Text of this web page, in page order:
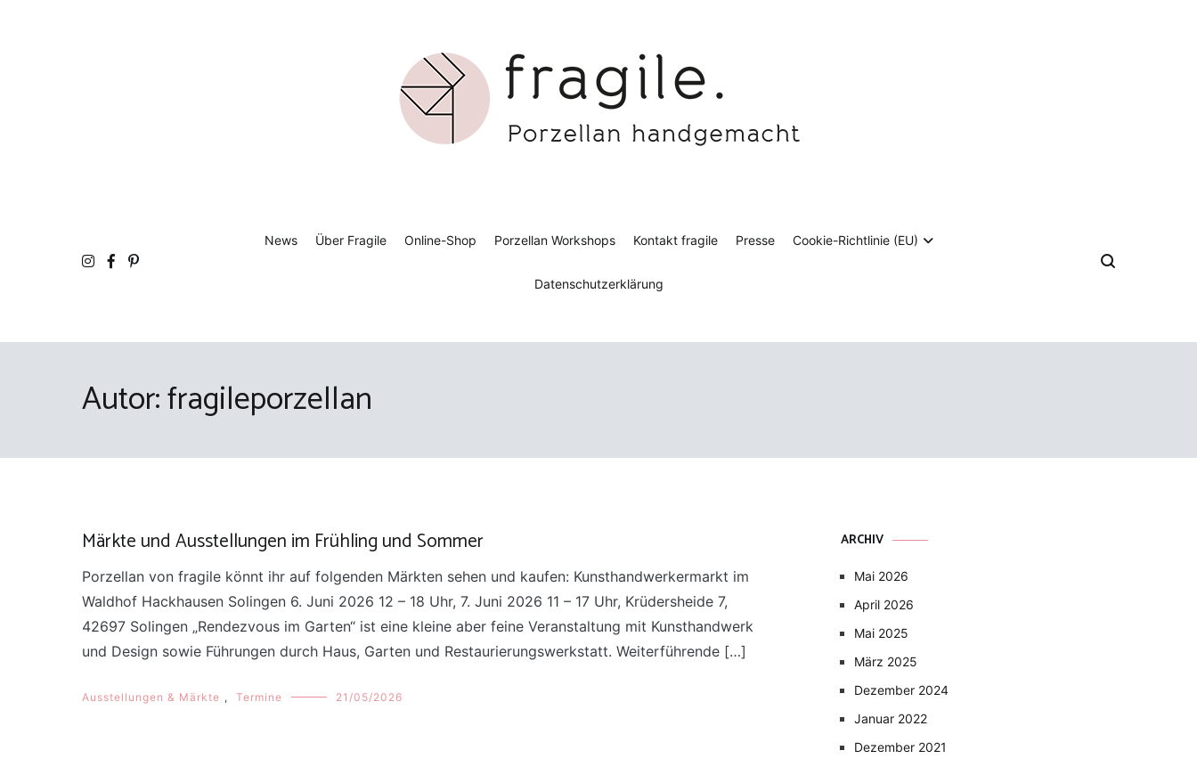
News
Über Fragile Online-Shop Porzellan Workshops Kontakt fragile Presse Cookie-Richtlinie (EU)
Datenschutzerklärung
Autor:fragileporzellan
Märkte und Ausstellungen im Frühling und Sommer
Porzellan von fragile könnt ihr auf folgenden Märkten sehen und kaufen: Kunsthandwerkermarkt im
Waldhof Hackhausen Solingen 6. Juni 2026 12 – 18 Uhr, 7. Juni 2026 11 – 17 Uhr, Krüdersheide 7,
42697 Solingen „Rendezvous im Garten“ ist eine kleine aber feine Veranstaltung mit Kunsthandwerk
und Design sowie Führungen durch Haus, Garten und Restaurierungswerkstatt. Weiterführende […]
Ausstellungen & Märkte , Termine 21/05/2026
ARCHIV
Mai 2026
April 2026
Mai 2025
März 2025
Dezember 2024
Januar 2022
Dezember 2021